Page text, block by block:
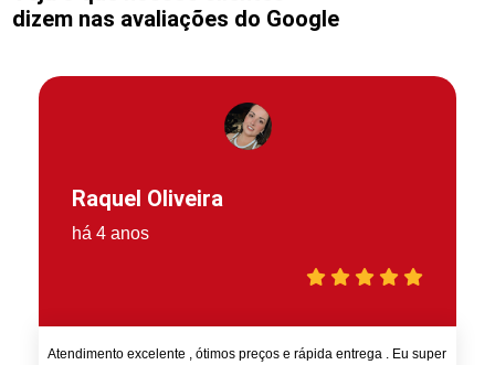
dizem nas avaliações do Google
Raquel Oliveira
há 4 anos
Atendimento excelente , ótimos preços e rápida entrega . Eu super